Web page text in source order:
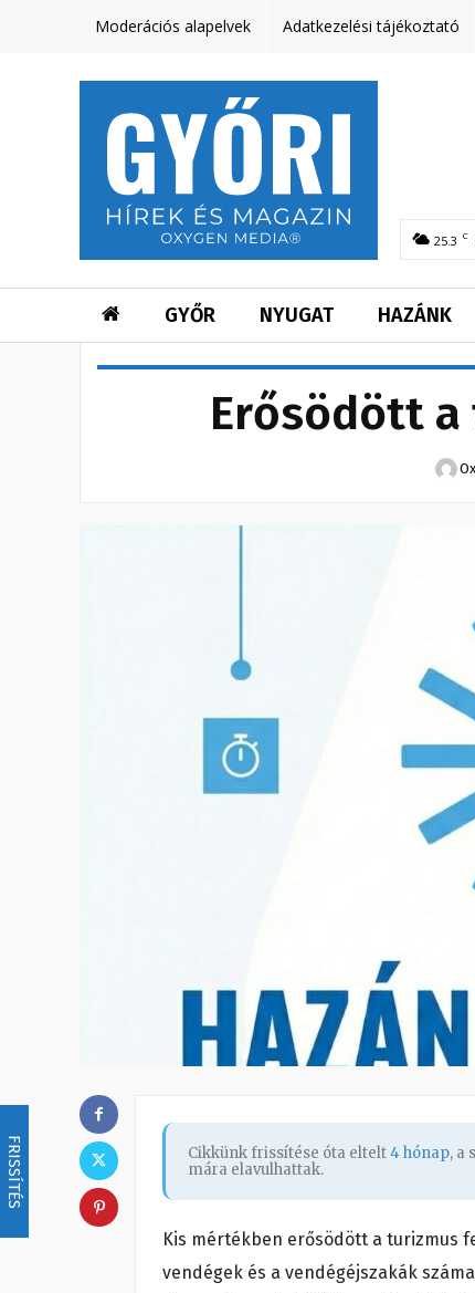
FRISSÍTÉS
Moderációs alapelvek Adatkezelési tájékoztató
25.3 C
GYŐR NYUGAT HAZÁNK
Erősödött
Cikkünk frissítése óta eltelt4 hónap, a
mára elavulhattak.
Kis mértékben erősödött a turizmus
vendégek és a vendégéjszakák